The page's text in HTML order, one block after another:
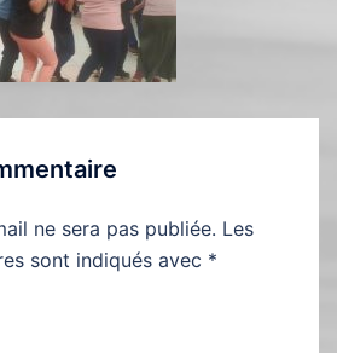
ne sera pas publiée. Les
sont indiqués avec *